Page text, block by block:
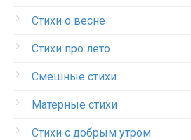
Стихи о весне
Стихи про лето
Смешные стихи
Матерные стихи
Стихи с добрым утром